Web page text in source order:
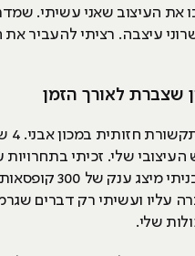
את העיצוב שאני עשיתי.
עיצבה. רציתי להעביר
שצברת לאורך הזמן
שלי. זכיתי בתחרויות
לקוחות אמתיים, בניתי מיצג
עליו ועשיתי רק דברים
שלי.